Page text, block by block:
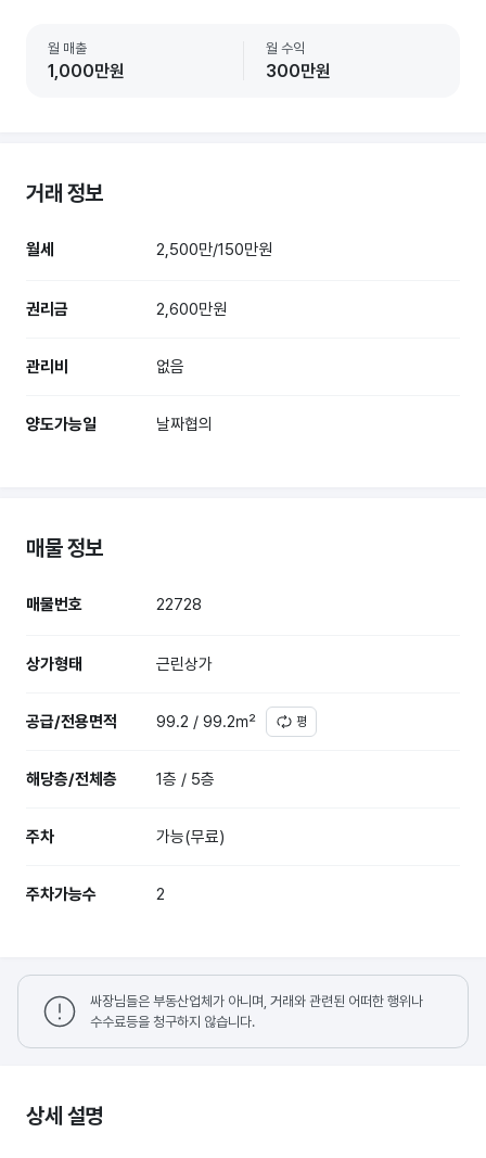
월 매출
1,000만원
월 수익
300만원
거래 정보
월세 2,500만/150만원
권리금 2,600만원
관리비 없음
양도가능일 날짜협의
매물 정보
매물번호 22728
상가형태 근린상가
공급/전용면적 99.2 / 99.2㎡ 평
해당층/전체층 1층 / 5층
주차 가능(무료)
주차가능수 2
싸장님들은 부동산업체가 아니며, 거래와 관련된 어떠한 행위나
수수료등을 청구하지 않습니다.
상세 설명